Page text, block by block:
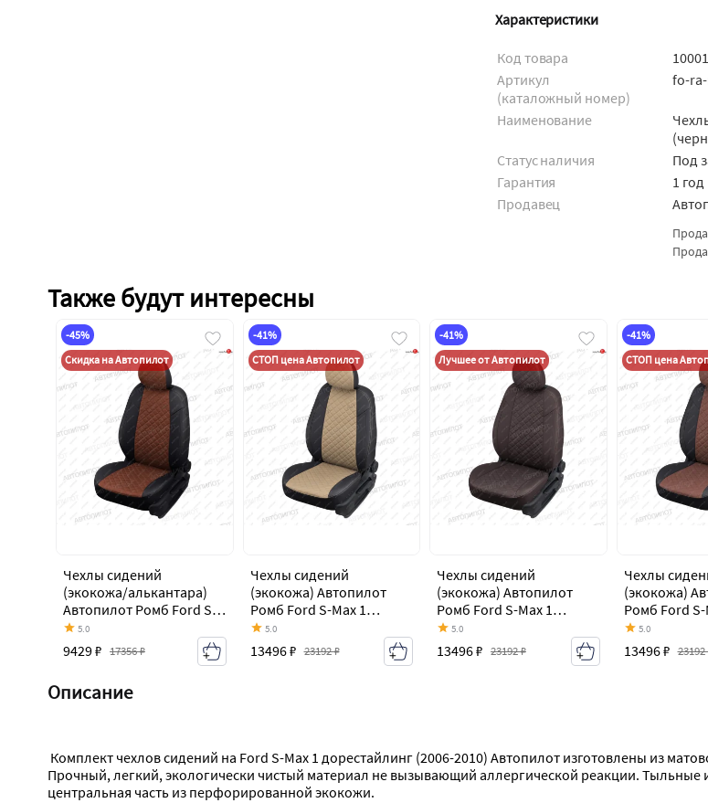
Характеристики
Код товара
Артикул
(каталожный номер)
fo-
Наименование
Статус наличия
Под
Гарантия
1 год
Продавец
Также будут интересны
-45%
Скидка на Автопилот
Чехлы сидений
(экокожа/алькантара)
Автопилот Ромб Ford S-
Max 1 дорестайлинг
(2006-2010)
5.0
9429 ₽ 17356 ₽
-41%
СТОП цена Автопилот
Чехлы сидений
(экокожа) Автопилот
Ромб Ford S-Max 1
дорестайлинг (2006-
2010)
5.0
13496 ₽ 23192 ₽
-41%
Лучшее от Автопилот
Чехлы сидений
(экокожа) Автопилот
Ромб Ford S-Max 1
дорестайлинг (2006-
2010)
5.0
13496 ₽ 23192 ₽
-41%
СТОП цена
Чехлы
(экокожа)
Ромб Ford S-
2010)
5.0
13496 ₽ 23192
Описание
Прочный, легкий, экологически чистый материал не вызывающий аллергической реакции. Тыльные
центральная часть из перфорированной экокожи.